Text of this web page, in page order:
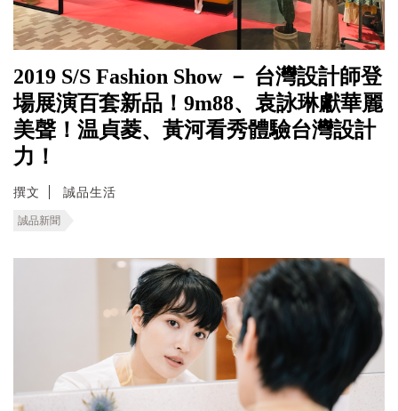
2019 S/S Fashion Show － 台灣設計師登
場展演百套新品！9m88、袁詠琳獻華麗
美聲！温貞菱、黃河看秀體驗台灣設計
力！
撰文 誠品生活
誠品新聞